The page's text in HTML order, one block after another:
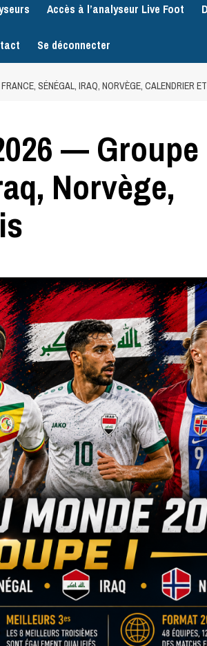
Accès à l’analyseur Live Foot
Se déconnecter
SÉNÉGAL, IRAQ, NORVÈGE, CALENDRIER
— Groupe
Norvège,